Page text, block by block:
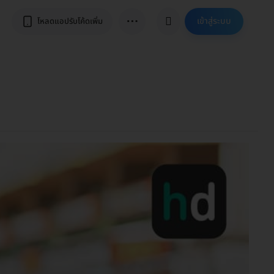
โหลดแอปรับโค้ดเพิ่ม ⋯ เข้าสู่ระบบ